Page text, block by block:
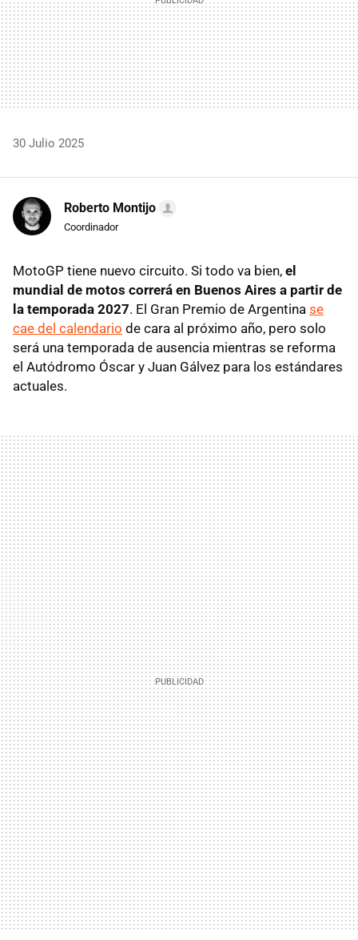
30 Julio 2025
Roberto Montijo
Coordinador
MotoGP tiene nuevo circuito. Si todo va bien, el
mundial de motos correrá en Buenos Aires a partir de
la temporada 2027. El Gran Premio de Argentina se
cae del calendario de cara al próximo año, pero solo
será una temporada de ausencia mientras se reforma
el Autódromo Óscar y Juan Gálvez para los estándares
actuales.